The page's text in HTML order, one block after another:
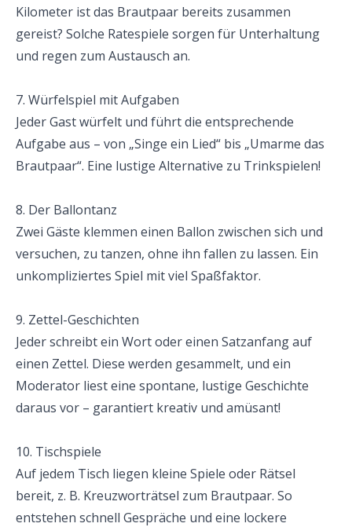
Kilometer ist das Brautpaar bereits zusammen
gereist? Solche Ratespiele sorgen für Unterhaltung
und regen zum Austausch an.
7. Würfelspiel mit Aufgaben
Jeder Gast würfelt und führt die entsprechende
Aufgabe aus – von „Singe ein Lied“ bis „Umarme das
Brautpaar“. Eine lustige Alternative zu Trinkspielen!
8. Der Ballontanz
Zwei Gäste klemmen einen Ballon zwischen sich und
versuchen, zu tanzen, ohne ihn fallen zu lassen. Ein
unkompliziertes Spiel mit viel Spaßfaktor.
9. Zettel-Geschichten
Jeder schreibt ein Wort oder einen Satzanfang auf
einen Zettel. Diese werden gesammelt, und ein
Moderator liest eine spontane, lustige Geschichte
daraus vor – garantiert kreativ und amüsant!
10. Tischspiele
Auf jedem Tisch liegen kleine Spiele oder Rätsel
bereit, z. B. Kreuzworträtsel zum Brautpaar. So
entstehen schnell Gespräche und eine lockere